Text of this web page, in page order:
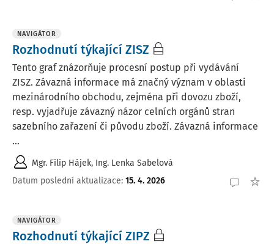
NAVIGÁTOR
Rozhodnutí týkající ZISZ
Tento graf znázorňuje procesní postup při vydávání
ZISZ. Závazná informace má značný význam v oblasti
mezinárodního obchodu, zejména při dovozu zboží,
resp. vyjadřuje závazný názor celních orgánů stran
sazebního zařazení či původu zboží. Závazná informace
...
Mgr. Filip Hájek, Ing. Lenka Sabelová
Datum poslední aktualizace: 15. 4. 2026
NAVIGÁTOR
Rozhodnutí týkající ZIPZ